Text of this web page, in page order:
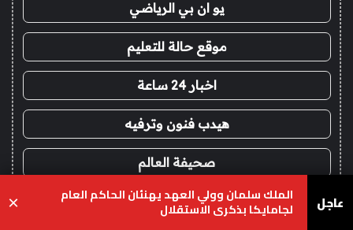
يو ان بي الرياضي
موقع حالة للتعليم
اخبار 24 ساعة
هيدب فنون وترفيه
صحيفة العالم
عاجل الملك سلمان وولي العهد يهنئان الحاكم العام
لجامايكا بذكرى الاستقلال ×